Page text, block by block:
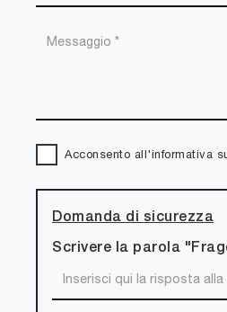
Acconsento all'informativa
Domanda di sicurezza
Scrivere la parola